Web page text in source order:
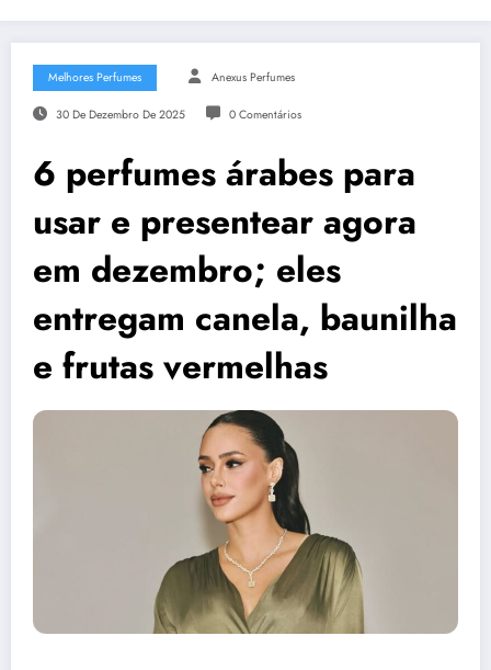
Melhores Perfumes Anexus Perfumes
30 De Dezembro De 2025 0 Comentários
6 perfumes árabes para
usar e presentear agora
em dezembro; eles
entregam canela, baunilha
e frutas vermelhas